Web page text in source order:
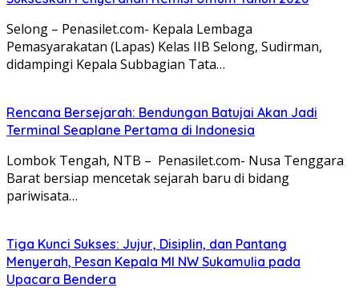
Selong – Penasilet.com- Kepala Lembaga
Pemasyarakatan (Lapas) Kelas IIB Selong, Sudirman,
didampingi Kepala Subbagian Tata…
Rencana Bersejarah: Bendungan Batujai Akan Jadi
Terminal Seaplane Pertama di Indonesia
Lombok Tengah, NTB – Penasilet.com- Nusa Tenggara
Barat bersiap mencetak sejarah baru di bidang
pariwisata…
Tiga Kunci Sukses: Jujur, Disiplin, dan Pantang
Menyerah, Pesan Kepala MI NW Sukamulia pada
Upacara Bendera